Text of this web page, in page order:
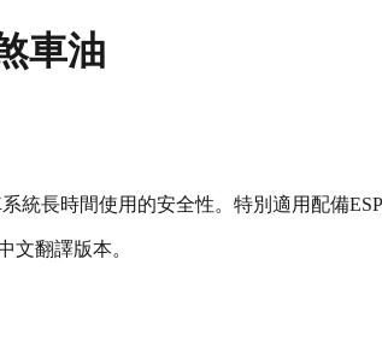
車油
長時間使用的安全性。特別適用配備
文翻譯版本。